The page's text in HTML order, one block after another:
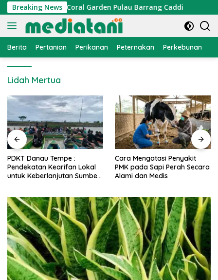
Langsung
ke
konten
Breaking Newsdi Coral Garden Pulau Barrang Caddi
Berita Pertanian Perikanan Peternakan Perkebunan
Lidah Mertua
PDKT Danau Tempe :
Pendekatan Kearifan Lokal
untuk Keberlanjutan Sumber
Cara Mengatasi Penyakit
PMK pada Sapi Perah Secara
Alami dan Medis